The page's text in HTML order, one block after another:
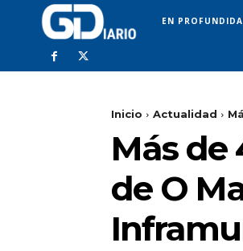
EN
Inicio Actualidad
Más
de O